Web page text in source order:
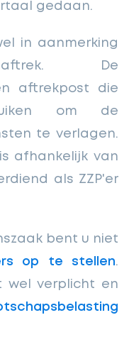
gedaan.
in aanmerking
De
aftrekpost die
om de
te verlagen.
afhankelijk van
als ZZP'er
bent u niet
op te stellen.
wel verplicht en